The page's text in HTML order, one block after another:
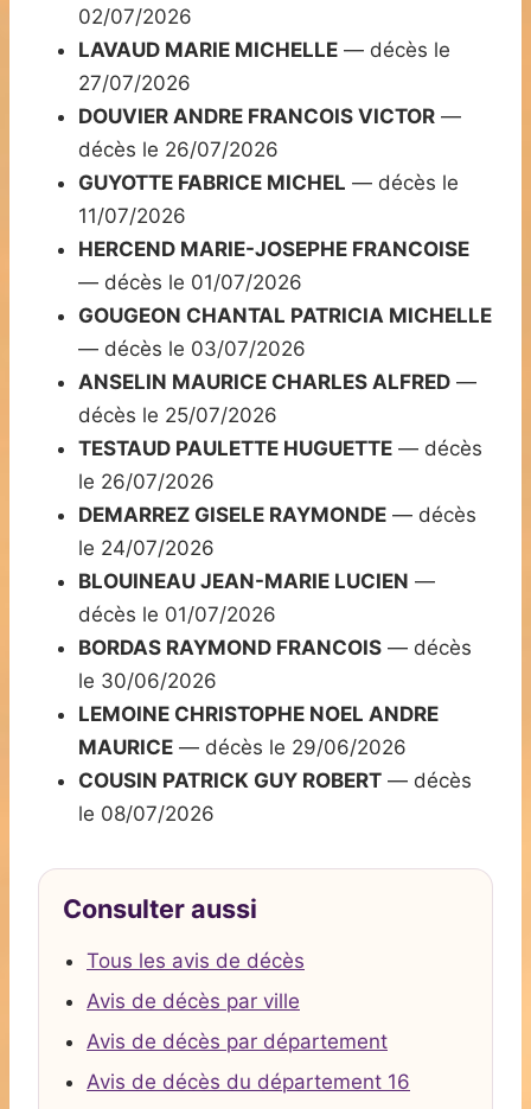
02/07/2026
LAVAUD MARIE MICHELLE — décès le
27/07/2026
DOUVIER ANDRE FRANCOIS VICTOR —
décès le 26/07/2026
GUYOTTE FABRICE MICHEL — décès le
11/07/2026
HERCEND MARIE-JOSEPHE FRANCOISE
— décès le 01/07/2026
GOUGEON CHANTAL PATRICIA MICHELLE
— décès le 03/07/2026
ANSELIN MAURICE CHARLES ALFRED —
décès le 25/07/2026
TESTAUD PAULETTE HUGUETTE — décès
le 26/07/2026
DEMARREZ GISELE RAYMONDE — décès
le 24/07/2026
BLOUINEAU JEAN-MARIE LUCIEN —
décès le 01/07/2026
BORDAS RAYMOND FRANCOIS — décès
le 30/06/2026
LEMOINE CHRISTOPHE NOEL ANDRE
MAURICE — décès le 29/06/2026
COUSIN PATRICK GUY ROBERT — décès
le 08/07/2026
Consulter aussi
Tous les avis de décès
Avis de décès par ville
Avis de décès par département
Avis de décès du département 16